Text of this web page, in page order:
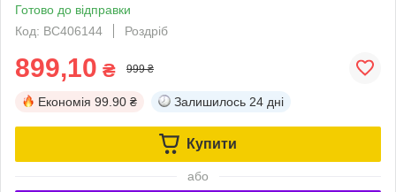
Готово до відправки
Код: BC406144
Роздріб
899,10 ₴ 999 ₴
Економія 99.90 ₴ Залишилось 24 дні
Купити
або